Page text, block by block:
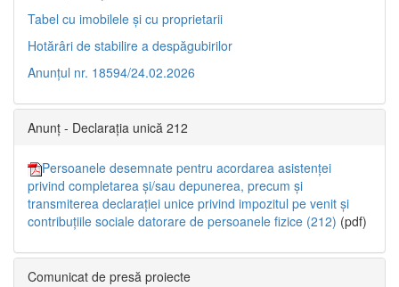
Tabel cu imobilele și cu proprietarii
Hotărâri de stabilire a despăgubirilor
Anunțul nr. 18594/24.02.2026
Anunț - Declarația unică 212
Persoanele desemnate pentru acordarea asistenței
privind completarea și/sau depunerea, precum și
transmiterea declarației unice privind impozitul pe venit și
contribuțiile sociale datorare de persoanele fizice (212) (pdf)
Comunicat de presă proiecte